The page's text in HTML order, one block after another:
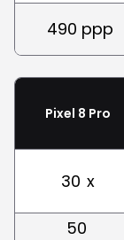
490 ppp
Pixel 8 Pro
30 x
50